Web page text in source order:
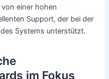
einer hohen
Support, der bei der
Systems unterstützt.
im Fokus